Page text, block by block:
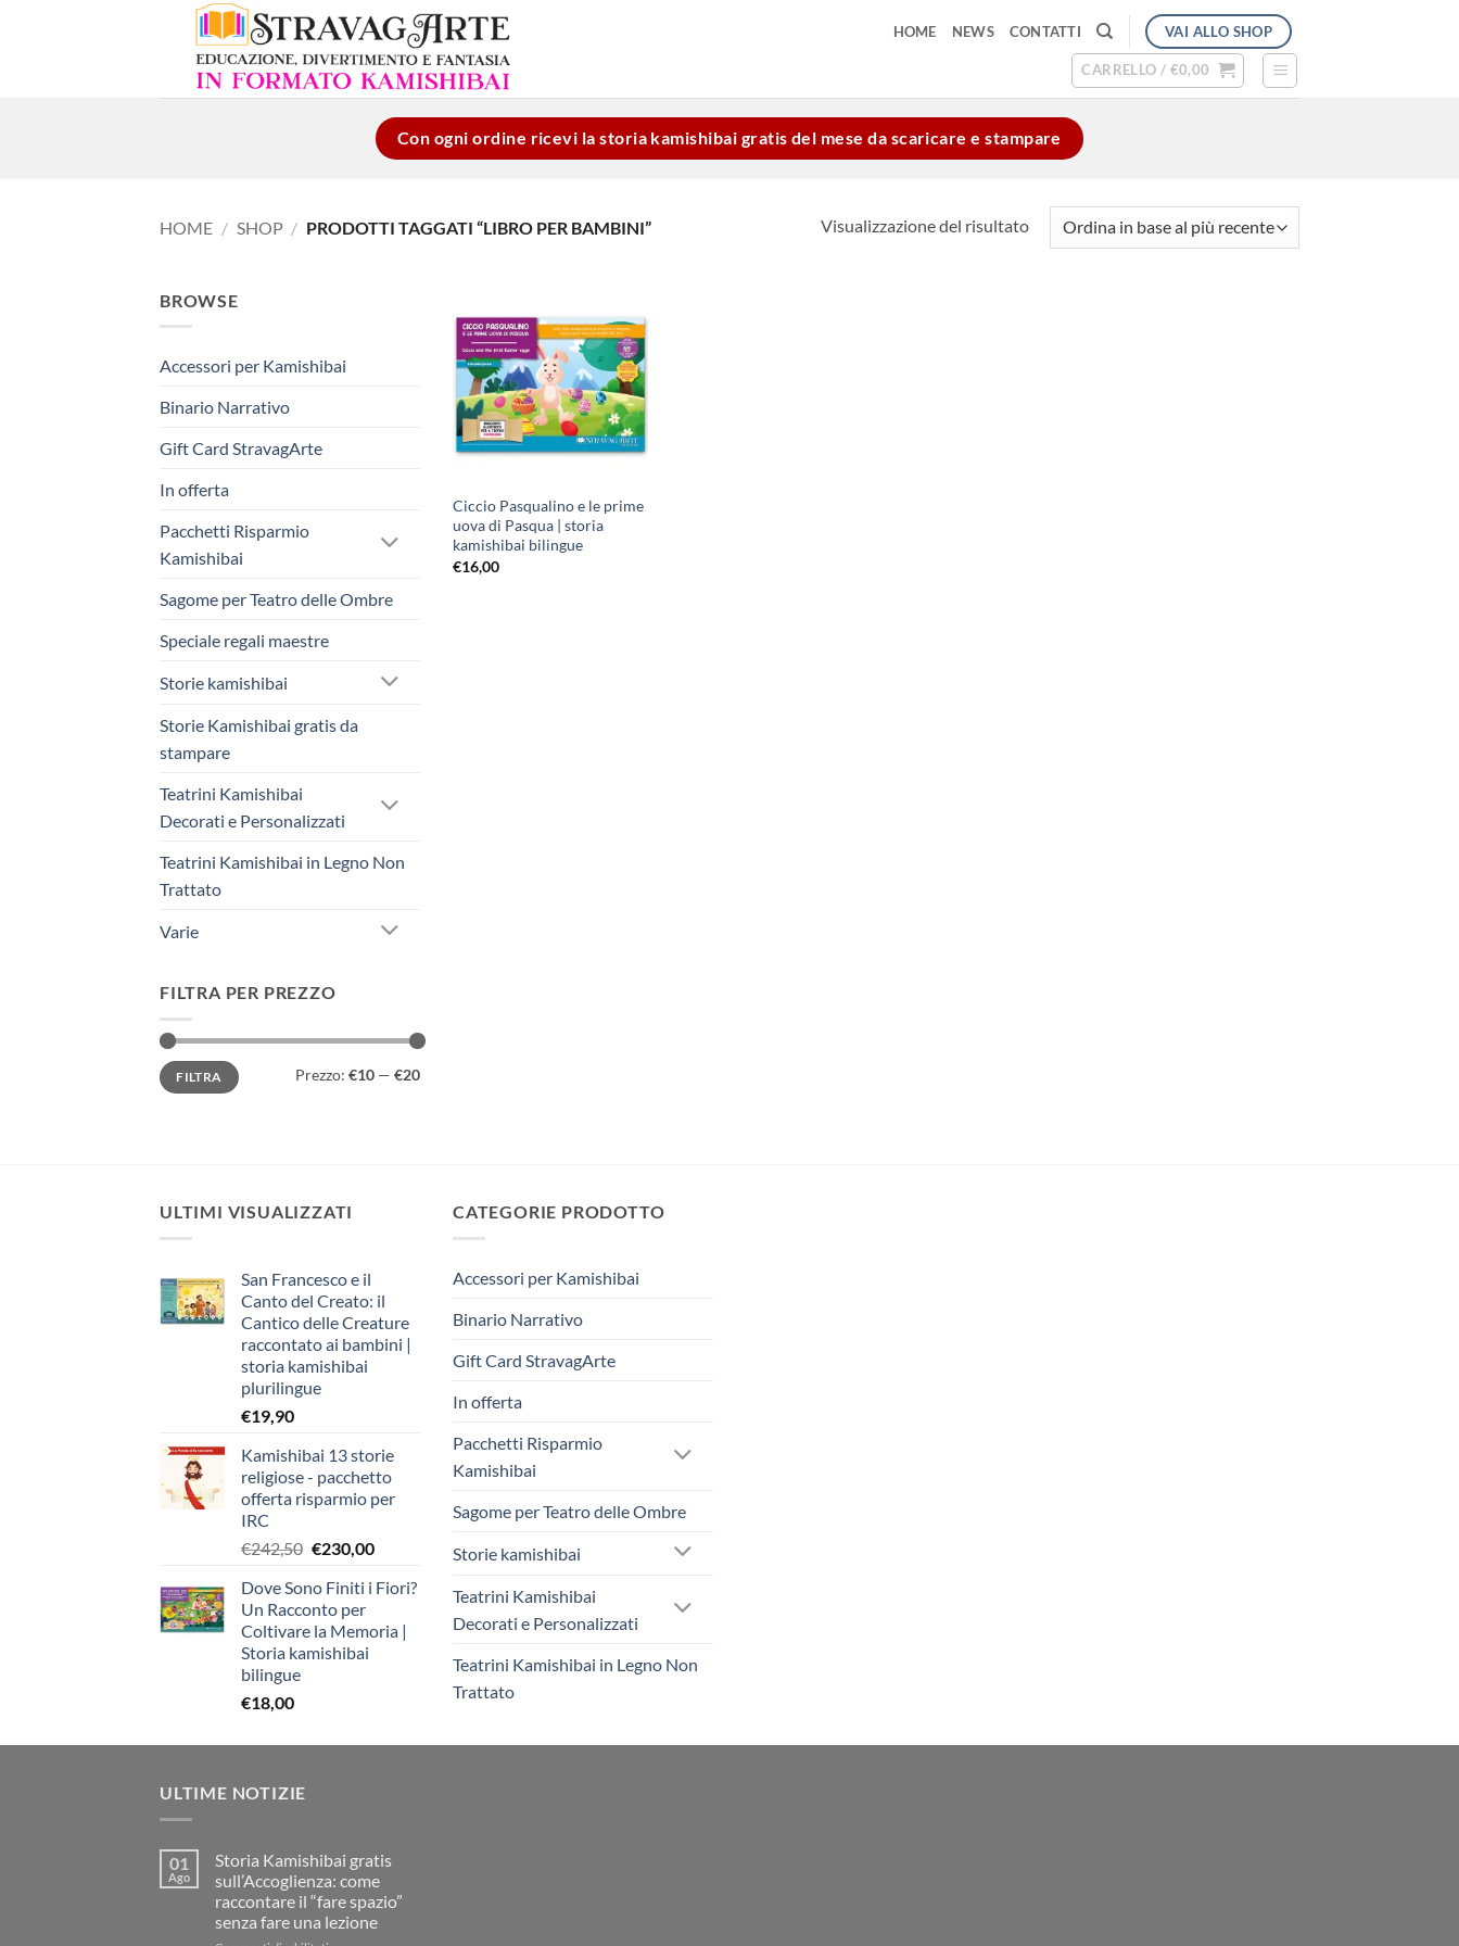
HOME NEWS CONTATTI VAI ALLO SHOP
CARRELLO / €0,00
Con ogni ordine ricevi la storia kamishibai gratis del mese da scaricare e stampare
HOME / SHOP / PRODOTTI TAGGATI “LIBRO PER BAMBINI” Visualizzazione del risultato
BROWSE
Accessori per Kamishibai
Binario Narrativo
Gift Card StravagArte
In offerta
Pacchetti Risparmio
Kamishibai
Sagome per Teatro delle Ombre
Speciale regali maestre
Storie kamishibai
Storie Kamishibai gratis da
stampare
Teatrini Kamishibai
Decorati e Personalizzati
Teatrini Kamishibai in Legno Non
Trattato
Varie
FILTRA PER PREZZO
Prezzo
Min
Prezzo
MaxFILTRA Prezzo: €10 — €20
Aggiungi
alla lista
dei
desideri
Ciccio Pasqualino e le prime
uova di Pasqua | storia
kamishibai bilingue
€16,00
ULTIMI VISUALIZZATI
San Francesco e il
Canto del Creato: il
Cantico delle Creature
raccontato ai bambini |
storia kamishibai
plurilingue
€19,90
Kamishibai 13 storie
religiose - pacchetto
offerta risparmio per
IRC
€242,50 Il
originale
era:
€242,50.
€230,00Il
attuale
€230,00.
Dove Sono Finiti i Fiori?
Un Racconto per
Coltivare la Memoria |
Storia kamishibai
bilingue
€18,00
CATEGORIE PRODOTTO
Accessori per Kamishibai
Binario Narrativo
Gift Card StravagArte
In offerta
Pacchetti Risparmio
Kamishibai
Sagome per Teatro delle Ombre
Storie kamishibai
Teatrini Kamishibai
Decorati e Personalizzati
Teatrini Kamishibai in Legno Non
Trattato
ULTIME NOTIZIE
01
Ago
Storia Kamishibai gratis
sull’Accoglienza: come
raccontare il “fare spazio”
senza fare una lezione